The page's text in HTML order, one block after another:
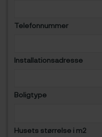
Telefonnummer
Installationsadresse
Boligtype
Husets størrelse i m2